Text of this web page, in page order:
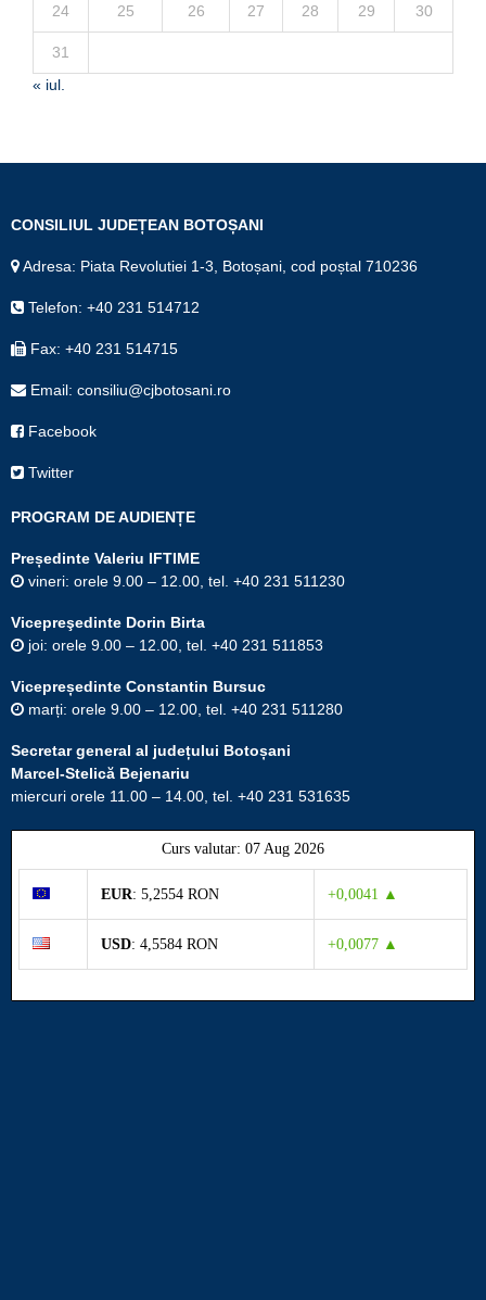
24 25 26 27 28 29 30
31
« iul.
CONSILIUL JUDEȚEAN BOTOȘANI
Adresa: Piata Revolutiei 1-3, Botoșani, cod poștal 710236
Telefon: +40 231 514712
Fax: +40 231 514715
Email: consiliu@cjbotosani.ro
Facebook
Twitter
PROGRAM DE AUDIENȚE
Președinte Valeriu IFTIME
vineri: orele 9.00 – 12.00, tel. +40 231 511230
Vicepreşedinte Dorin Birta
joi: orele 9.00 – 12.00, tel. +40 231 511853
Vicepreședinte Constantin Bursuc
marți: orele 9.00 – 12.00, tel. +40 231 511280
Secretar general al județului Botoșani
Marcel-Stelică Bejenariu
miercuri orele 11.00 – 14.00, tel. +40 231 531635
Curs valutar: 07 Aug 2026
EUR: 5,2554 RON +0,0041 ▲
USD: 4,5584 RON +0,0077 ▲